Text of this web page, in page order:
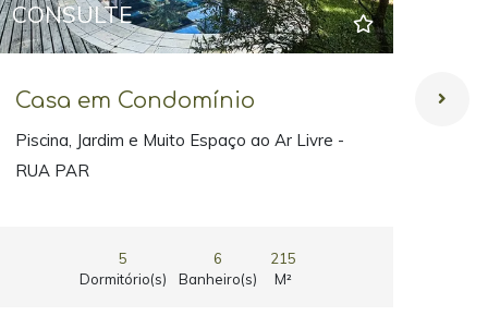
CONSULTE
Casa em Condomínio
Piscina, Jardim e Muito Espaço ao Ar Livre -
RUA PAR
5
Dormitório(s)
6
Banheiro(s)
215
M²